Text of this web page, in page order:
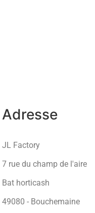
Adresse
JL Factory
7 rue du champ de l'aire
Bat horticash
49080 - Bouchemaine